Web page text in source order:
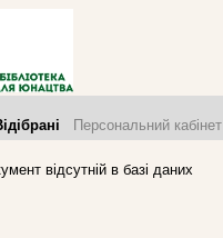
Персональний кабінет
відсутній в базі даних